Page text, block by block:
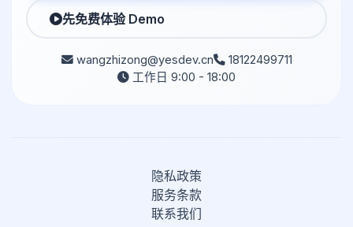
先免费体验 Demo
wangzhizong@yesdev.cn
18122499711
工作日 9:00 - 18:00
隐私政策
服务条款
联系我们